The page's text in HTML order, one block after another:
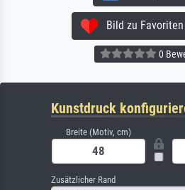
Bild zu Favoriten
0
Kunstdruck
Breite (Motiv, cm)
Zusätzlicher Rand